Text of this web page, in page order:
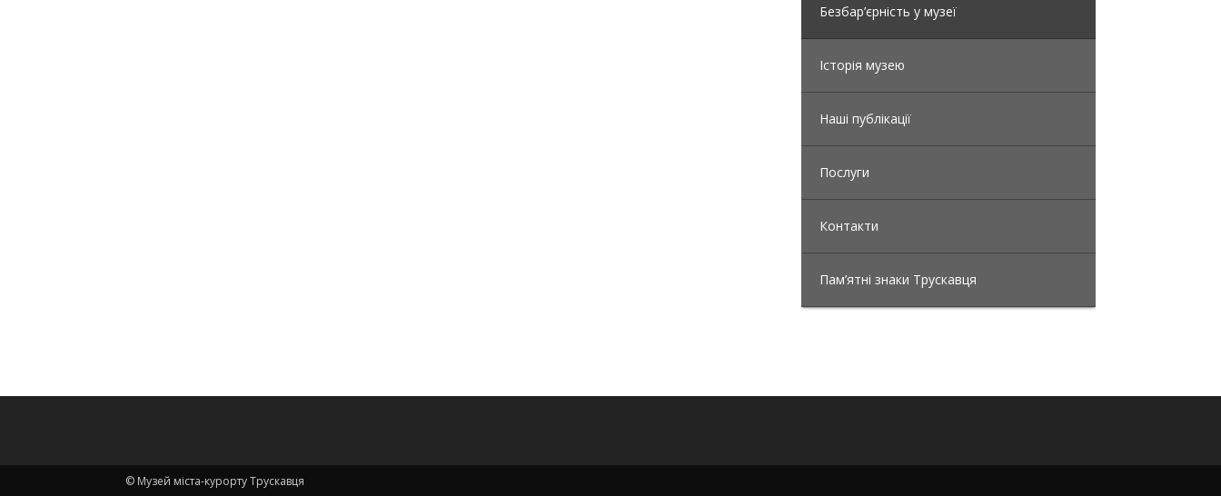
Безбар’єрність у музеї
Історія музею
Наші публікації
Послуги
Контакти
Пам’ятні знаки Трускавця
© Музей міста-курорту Трускавця